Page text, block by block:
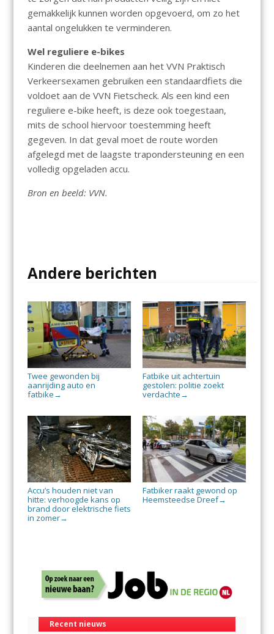
gemakkelijk kunnen worden opgevoerd, om zo het
aantal ongelukken te verminderen.
Wel reguliere e-bikes
Kinderen die deelnemen aan het VVN Praktisch
Verkeersexamen gebruiken een standaardfiets die
voldoet aan de VVN Fietscheck. Als een kind een
reguliere e-bike heeft, is deze ook toegestaan,
mits de school hiervoor toestemming heeft
gegeven. In dat geval moet de route worden
afgelegd met de laagste trapondersteuning en een
volledig opgeladen accu.
Bron en beeld: VVN.
Andere berichten
Twee gewonden bij
aanrijding auto en
fatbike →
Fatbike uit achtertuin
gestolen: politie zoekt
verdachte →
Accu’s houden niet van
hitte: verhoogde kans op
brand door elektrische fiets
in zomer→
Fatbiker raakt gewond op
Heemsteedse Dreef→
Recent nieuws